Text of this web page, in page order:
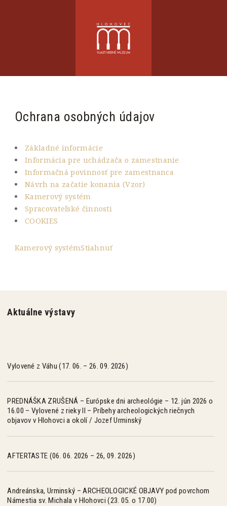
Ochrana osobných údajov
Základné informácie
Informácia pre uchádzača o zamestnanie
Informačná povinnosť pre zamestnanca
Návrh na začatie konania (Vzor)
Kamerový systém
Spracovateľské činnosti
COOKIES
Kamerový systémStiahnuť
Aktuálne výstavy
Vylovené z Váhu (17. 06. – 26. 09. 2026)
PREDNÁŠKA ZRUŠENÁ – Európske dni archeológie – 12. jún 2026 o
16.00 – Vylovené z rieky II – Príbehy archeologických riečnych
objavov v Hlohovci a okolí / Jozef Urminský
AFTERTASTE (06. 06. 2026 – 26, 09. 2026)
Andreánska, Urminský – ARCHEOLOGICKÉ OBJAVY pod povrchom
Námestia sv. Michala v Hlohovci (23. 05. o 17.00)